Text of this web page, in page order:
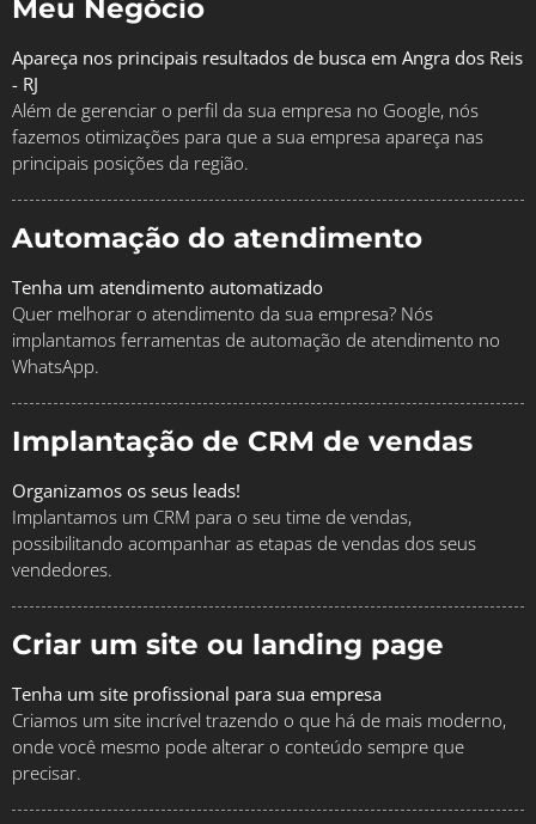
Meu Negócio
Apareça nos principais resultados de busca em Angra dos Reis
- RJ
Além de gerenciar o perfil da sua empresa no Google, nós
fazemos otimizações para que a sua empresa apareça nas
principais posições da região.
Automação do atendimento
Tenha um atendimento automatizado
Quer melhorar o atendimento da sua empresa? Nós
implantamos ferramentas de automação de atendimento no
WhatsApp.
Implantação de CRM de vendas
Organizamos os seus leads!
Implantamos um CRM para o seu time de vendas,
possibilitando acompanhar as etapas de vendas dos seus
vendedores.
Criar um site ou landing page
Tenha um site profissional para sua empresa
Criamos um site incrível trazendo o que há de mais moderno,
onde você mesmo pode alterar o conteúdo sempre que
precisar.